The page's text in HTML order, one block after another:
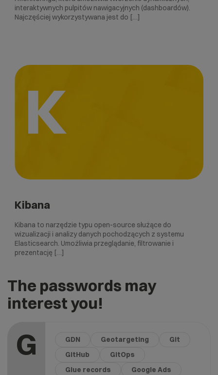
interaktywnych pulpitów nawigacyjnych (dashboardów).
Najczęściej wykorzystywana jest do […]
K
Kibana
Kibana to narzędzie typu open-source służące do
wizualizacji i analizy danych pochodzących z systemu
Elasticsearch. Umożliwia przeglądanie, filtrowanie i
prezentację […]
The passwords may
interest you!
G GDN Geotargeting
Git
GitHub
GitOps
Glue records
Google Ads